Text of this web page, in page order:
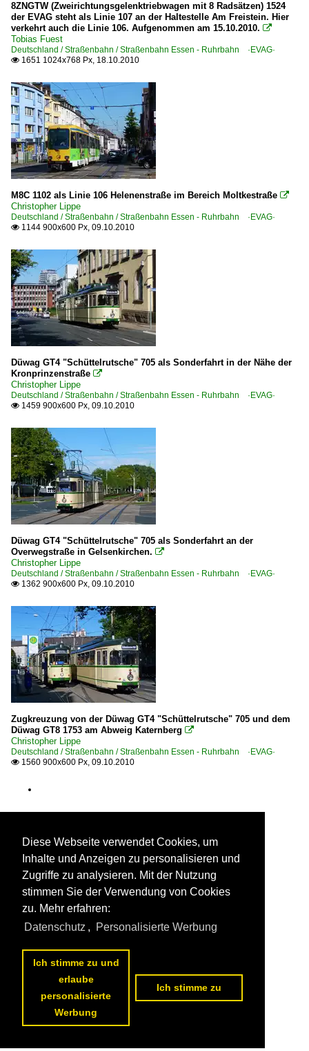
8ZNGTW (Zweirichtungsgelenktriebwagen mit 8 Radsätzen) 1524
der EVAG steht als Linie 107 an der Haltestelle Am Freistein. Hier
verkehrt auch die Linie 106. Aufgenommen am 15.10.2010. 
Tobias Fuest
Deutschland / Straßenbahn / Straßenbahn Essen - Ruhrbahn ·EVAG·
 1651 1024x768 Px, 18.10.2010
M8C 1102 als Linie 106 Helenenstraße im Bereich Moltkestraße 
Christopher Lippe
Deutschland / Straßenbahn / Straßenbahn Essen - Ruhrbahn ·EVAG·
 1144 900x600 Px, 09.10.2010
Düwag GT4 "Schüttelrutsche" 705 als Sonderfahrt in der Nähe der
Kronprinzenstraße 
Christopher Lippe
Deutschland / Straßenbahn / Straßenbahn Essen - Ruhrbahn ·EVAG·
 1459 900x600 Px, 09.10.2010
Düwag GT4 "Schüttelrutsche" 705 als Sonderfahrt an der
Overwegstraße in Gelsenkirchen. 
Christopher Lippe
Deutschland / Straßenbahn / Straßenbahn Essen - Ruhrbahn ·EVAG·
 1362 900x600 Px, 09.10.2010
Zugkreuzung von der Düwag GT4 "Schüttelrutsche" 705 und dem
Düwag GT8 1753 am Abweig Katernberg 
Christopher Lippe
Deutschland / Straßenbahn / Straßenbahn Essen - Ruhrbahn ·EVAG·
 1560 900x600 Px, 09.10.2010
Diese Webseite verwendet Cookies, um
Inhalte und Anzeigen zu personalisieren und
Zugriffe zu analysieren. Mit der Nutzung
stimmen Sie der Verwendung von Cookies
zu. Mehr erfahren:
Datenschutz , Personalisierte Werbung
Ich stimme zu und
erlaube
personalisierte
Werbung
Ich stimme zu